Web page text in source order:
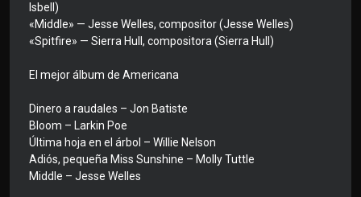
Isbell)
«Middle» — Jesse Welles, compositor (Jesse Welles)
«Spitfire» — Sierra Hull, compositora (Sierra Hull)
El mejor álbum de Americana
Dinero a raudales – Jon Batiste
Bloom – Larkin Poe
Última hoja en el árbol – Willie Nelson
Adiós, pequeña Miss Sunshine – Molly Tuttle
Middle – Jesse Welles